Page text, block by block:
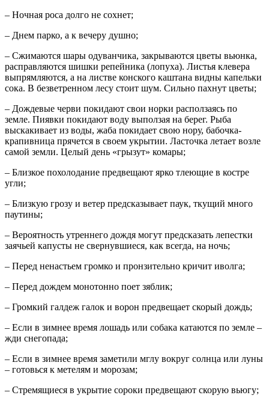
– Ночная роса долго не сохнет;
– Днем парко, а к вечеру душно;
– Сжимаются шары одуванчика, закрываются цветы вьюнка,
расправляются шишки репейника (лопуха). Листья клевера
выпрямляются, а на листве конского каштана видны капельки
сока. В безветренном лесу стоит шум. Сильно пахнут цветы;
– Дождевые черви покидают свои норки расползаясь по
земле. Пиявки покидают воду выползая на берег. Рыба
выскакивает из воды, жаба покидает свою нору, бабочка-
крапивница прячется в своем укрытии. Ласточка летает возле
самой земли. Целый день «грызут» комары;
– Близкое похолодание предвещают ярко тлеющие в костре
угли;
– Близкую грозу и ветер предсказывает паук, ткущий много
паутины;
– Вероятность утреннего дождя могут предсказать лепестки
заячьей капусты не свернувшиеся, как всегда, на ночь;
– Перед ненастьем громко и пронзительно кричит иволга;
– Перед дождем монотонно поет зяблик;
– Громкий галдеж галок и ворон предвещает скорый дождь;
– Если в зимнее время лошадь или собака катаются по земле –
жди снегопада;
– Если в зимнее время заметили мглу вокруг солнца или луны
– готовься к метелям и морозам;
– Стремящиеся в укрытие сороки предвещают скорую вьюгу;